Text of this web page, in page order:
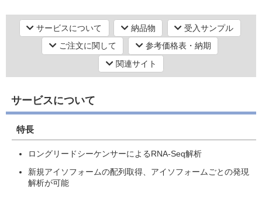
次世代シーケンス（NGS）解析【ロングリード シーケンス （1分
子シーケンス）】
一分子リアルタイムDNAシーケンス
シーケンス（塩基配列）解析
次世代シーケンス（NGS）解析【RNAシーケンス】
RNA-Seq解析・TruSeq（微量）トランスクリプトーム解析
サービスについて 納品物
受入サンプル
ご注文に関して
参考価格表・納期
関連サイト
サービスについて
特長
ロングリードシーケンサーによるRNA-Seq解析
新規アイソフォームの配列取得、アイソフォームごとの発現
解析が可能
研究機器オンライン
実験フローガイド
ワケンG オンラインショップ
和研薬 ホームページ